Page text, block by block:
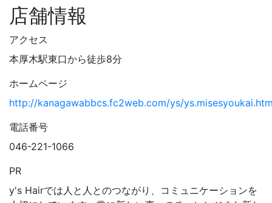
店舗情報
アクセス
本厚木駅東口から徒歩8分
ホームページ
http://kanagawabbcs.fc2web.com/ys/
電話番号
046-221-1066
PR
y's Hairでは人と人とのつながり、コミュニケーションを